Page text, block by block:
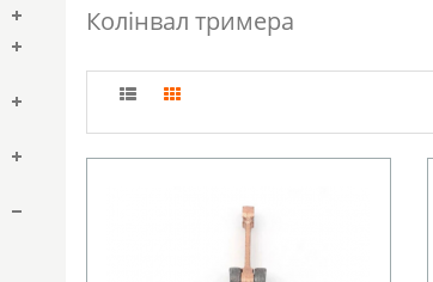
Колінвал тримера